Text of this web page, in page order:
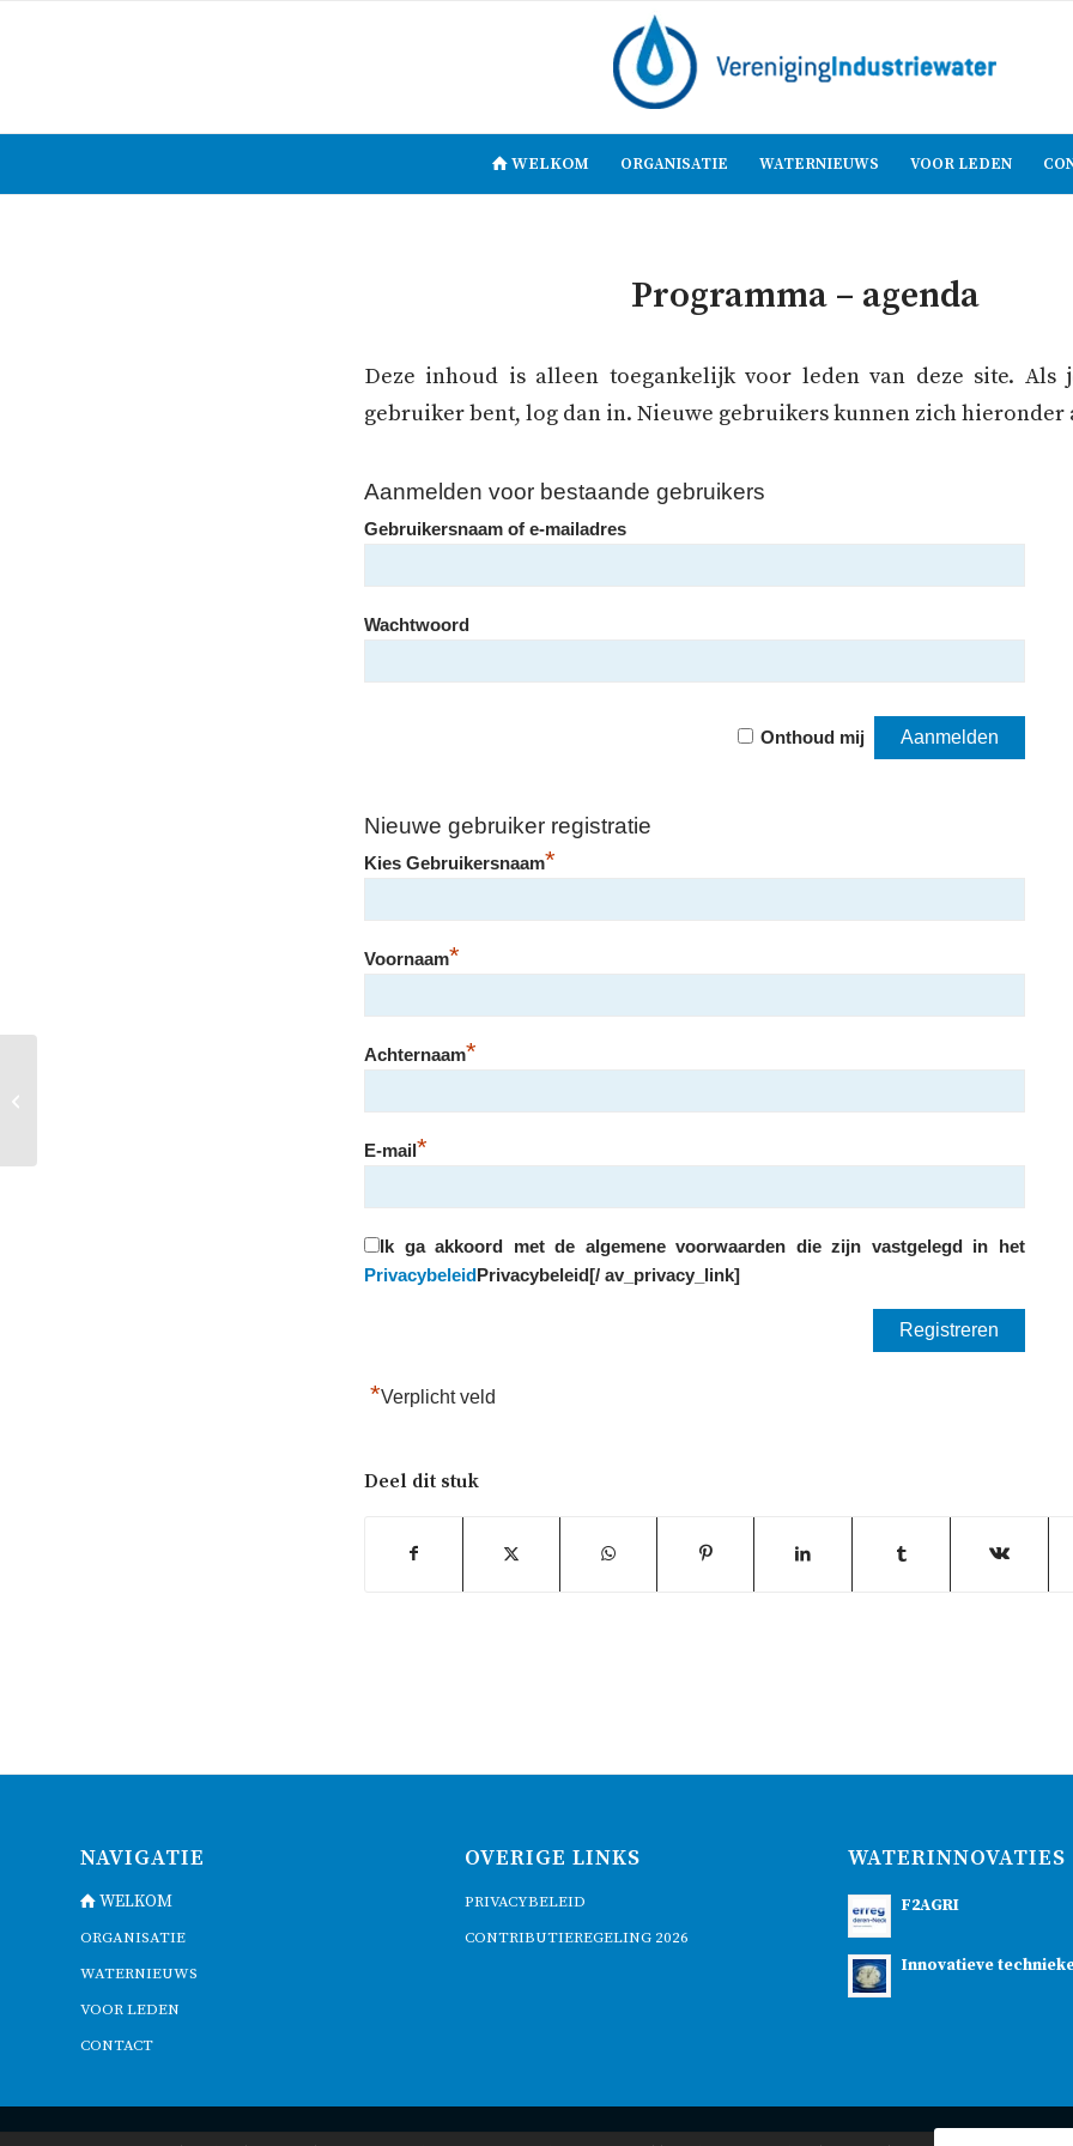
WELKOM ORGANISATIE WATERNIEUWS VOOR LEDEN
Programma – agenda
Deze inhoud is alleen toegankelijk voor leden van deze site. Als
gebruiker bent, log dan in. Nieuwe gebruikers kunnen zich hieronder
Aanmelden voor bestaande gebruikers
Gebruikersnaam of e-mailadres
Wachtwoord
Onthoud mij
Nieuwe gebruiker registratie
Kies Gebruikersnaam*
Voornaam*
Achternaam*
E-mail *
Ik ga akkoord met de algemene voorwaarden die zijn vastgelegd in het
Privacybeleid Privacybeleid[/ av_privacy_link]
*Verplicht veld
Deel dit stuk
NAVIGATIE
WELKOM
ORGANISATIE
WATERNIEUWS
VOOR LEDEN
CONTACT
OVERIGE LINKS
PRIVACYBELEID
CONTRIBUTIEREGELING 2026
WATERINNOVATIES
F2AGRI
Innovatieve